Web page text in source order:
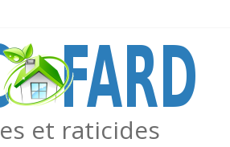
et raticides